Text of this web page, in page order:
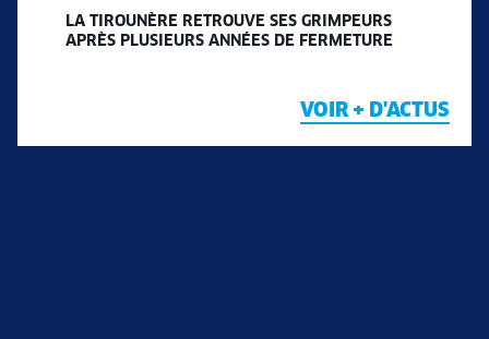
LA TIROUNÈRE RETROUVE SES GRIMPEURS
APRÈS PLUSIEURS ANNÉES DE FERMETURE
VOIR + D'ACTUS